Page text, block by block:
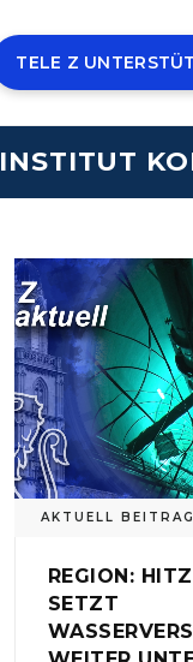
TELE Z
INSTITUT
AKTUELL BEITRAG
REGION:
SETZT